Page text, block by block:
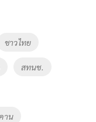
ชาวไทย
สทนช.
าน